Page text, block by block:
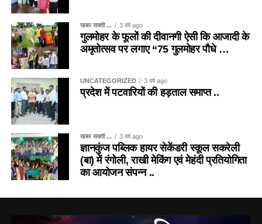
खबर सक्ती ... 3 वर्ष ago
गुलमोहर के फूलों की दीवानगी ऐसी कि आजादी के
अमृतोत्सव पर लगाए “75 गुलमोहर पौधे …
UNCATEGORIZED 3 वर्ष ago
प्रदेश में पटवारियों की हड़ताल समाप्त ..
खबर सक्ती ... 3 वर्ष ago
ज्ञानकुंज पब्लिक हायर सेकेंडरी स्कूल सकरेली
(बा) में रंगोली, राखी मेकिंग एवं मेहंदी प्रतियोगिता
का आयोजन संपन्न ..